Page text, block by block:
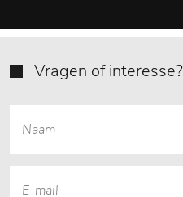
Vragen of interesse?